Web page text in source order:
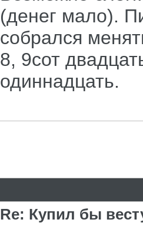
(денег мало).
собрался
8, 9сот
одиннадцать.
Re: Купил бы